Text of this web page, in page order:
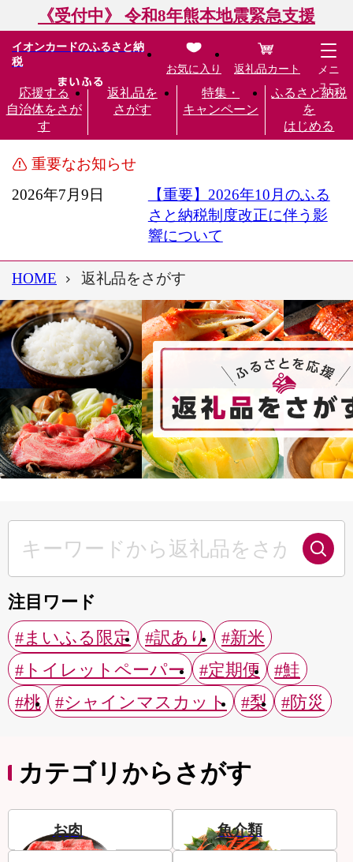
《受付中》 令和8年熊本地震緊急支援
イオンカードのふるさと納
税
応援する
自治体をさが
す
返礼品を
さがす
特集・
キャンペーン
ふるさと納税
を
はじめる
お気に入り 返礼品カート
メニ
ュー
重要なお知らせ
2026年7月9日
【重要】2026年10月のふる
さと納税制度改正に伴う影
響について
HOME 返礼品をさがす
注目ワード
#まいふる限定
#訳あり
#新米
#トイレットペーパー
#定期便
#鮭
#桃
#シャインマスカット #梨 #防災
カテゴリからさがす
お肉 魚介類